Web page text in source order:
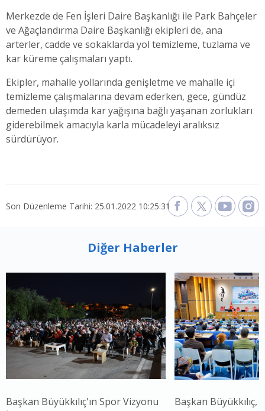
Merkezde de Fen İşleri Daire Başkanlığı ile Park Bahçeler
ve Ağaçlandırma Daire Başkanlığı ekipleri de, ana
arterler, cadde ve sokaklarda yol temizleme, tuzlama ve
kar küreme çalışmaları yaptı.
Ekipler, mahalle yollarında genişletme ve mahalle içi
temizleme çalışmalarına devam ederken, gece, gündüz
demeden ulaşımda kar yağışına bağlı yaşanan zorlukları
giderebilmek amacıyla karla mücadeleyi aralıksız
sürdürüyor.
Son Düzenleme Tarihi: 25.01.2022 10:25:31
Diğer Haberler
Başkan Büyükkılıç'ın Spor Vizyonu
Başkan Büyükkılıç,